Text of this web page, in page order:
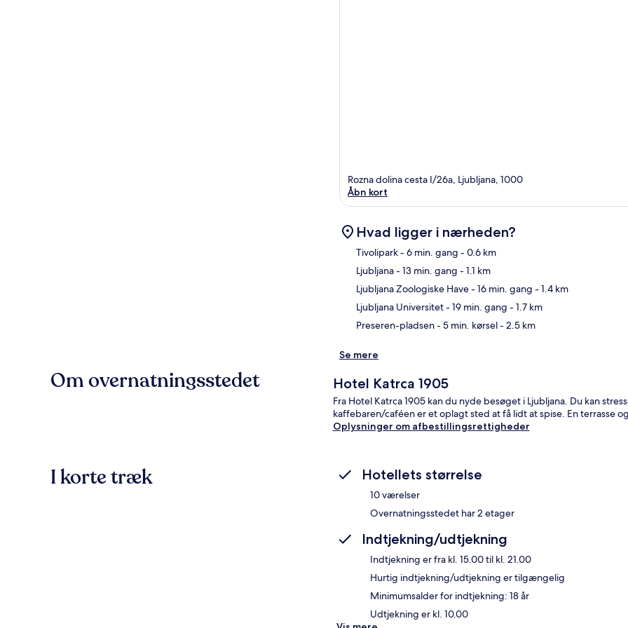
Rozna dolina cesta I/26a, Ljubljana, 1000
Åbn kort
Hvad ligger i nærheden?
Tivolipark- 6 min. gang - 0.6 km
Ljubljana- 13 min. gang - 1.1 km
Ljubljana Zoologiske Have- 16 min. gang - 1.4 km
Ljubljana Universitet- 19 min. gang - 1.7 km
Preseren-pladsen- 5 min. kørsel- 2.5 km
Se mere
Om overnatningsstedet Hotel Katrca 1905
Fra Hotel Katrca 1905 kan du nyde besøget i Ljubljana. Du kan
kaffebaren/caféen er et oplagt sted at få lidt at spise. En terrasse
Oplysninger om afbestillingsrettigheder
I korte træk Hotellets størrelse
10 værelser
Overnatningsstedet har 2 etager
Indtjekning/udtjekning
Indtjekning er fra kl. 15.00 til kl. 21.00
Hurtig indtjekning/udtjekning er tilgængelig
Minimumsalder for indtjekning: 18 år
Udtjekning er kl. 10.00